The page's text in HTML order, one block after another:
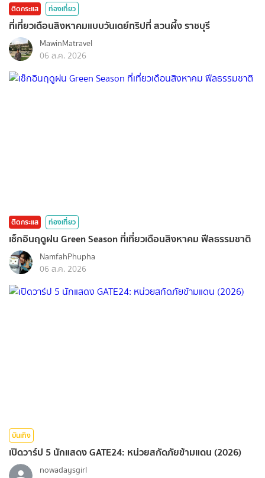
ติดกระแส ท่องเที่ยว
ที่เที่ยวเดือนสิงหาคมแบบวันเดย์ทริปที่ สวนผึ้ง ราชบุรี
MawinMatravel
06 ส.ค. 2026
ติดกระแส ท่องเที่ยว
เช็กอินฤดูฝน Green Season ที่เที่ยวเดือนสิงหาคม ฟีลธรรมชาติ
NamfahPhupha
06 ส.ค. 2026
บันเทิง
เปิดวาร์ป 5 นักแสดง GATE24: หน่วยสกัดภัยข้ามแดน (2026)
nowadaysgirl